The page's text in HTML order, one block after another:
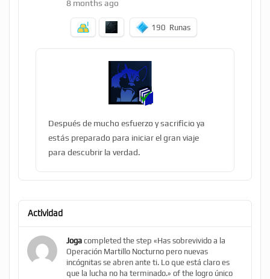
8 months ago
190 Runas
Después de mucho esfuerzo y sacrificio ya
estás preparado para iniciar el gran viaje
para descubrir la verdad.
Actividad
Joga completed the step «Has sobrevivido a la
Operación Martillo Nocturno pero nuevas
incógnitas se abren ante ti. Lo que está claro es
que la lucha no ha terminado.» of the logro único